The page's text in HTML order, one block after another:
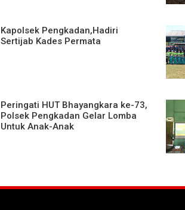
Kapolsek Pengkadan,Hadiri
Sertijab Kades Permata
Peringati HUT Bhayangkara ke-73,
Polsek Pengkadan Gelar Lomba
Untuk Anak-Anak